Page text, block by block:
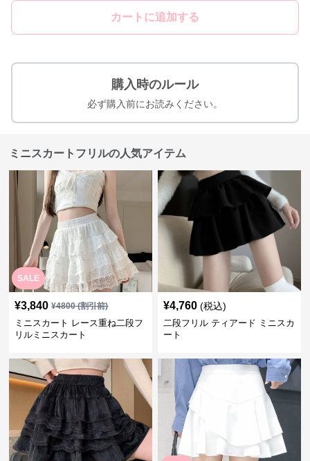
カートに追加する
購入時のルール
必ず購入前にお読みください。
ミニスカートフリルの人気アイテム
SALE
¥3,840 ¥4800(割引前)
ミニスカート レース重ね二段フ
リルミニスカート
¥4,760 (税込)
二段フリル ティアード ミニスカ
ート